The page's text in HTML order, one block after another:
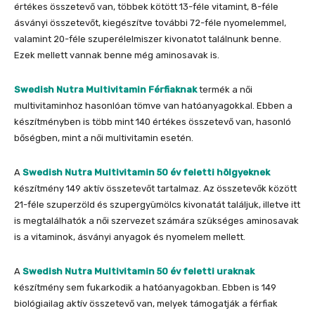
értékes összetevő van, többek kötött 13-féle vitamint, 8-féle
ásványi összetevőt, kiegészítve további 72-féle nyomelemmel,
valamint 20-féle szuperélelmiszer kivonatot találnunk benne.
Ezek mellett vannak benne még aminosavak is.
Swedish Nutra Multivitamin Férfiaknaktermék a női
multivitaminhoz hasonlóan tömve van hatóanyagokkal. Ebben a
készítményben is több mint 140 értékes összetevő van, hasonló
bőségben, mint a női multivitamin esetén.
A Swedish Nutra Multivitamin 50 év feletti hölgyeknek
készítmény 149 aktív összetevőt tartalmaz. Az összetevők között
21-féle szuperzöld és szupergyümölcs kivonatát találjuk, illetve itt
is megtalálhatók a női szervezet számára szükséges aminosavak
is a vitaminok, ásványi anyagok és nyomelem mellett.
A Swedish Nutra Multivitamin 50 év feletti uraknak
készítmény sem fukarkodik a hatóanyagokban. Ebben is 149
biológiailag aktív összetevő van, melyek támogatják a férfiak